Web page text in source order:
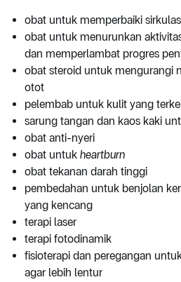
obat untuk memperbaiki
obat untuk menurunkan
dan memperlambat progres
obat steroid untuk mengurangi
otot
pelembab untuk kulit yang
sarung tangan dan kaos kaki
obat anti-nyeri
obat untuk heartburn
obat tekanan darah tinggi
pembedahan untuk benjolan
yang kencang
terapi laser
terapi fotodinamik
fisioterapi dan peregangan
agar lebih lentur